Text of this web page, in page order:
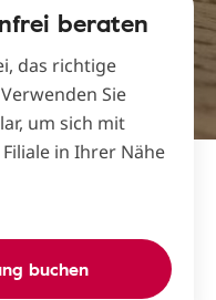
beraten
das richtige
Sie
um sich mit
in Ihrer Nähe
buchen